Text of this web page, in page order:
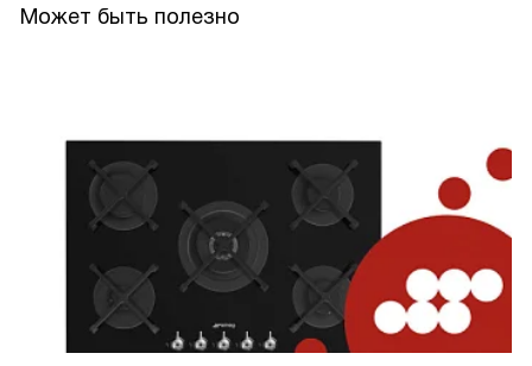
Может быть полезно